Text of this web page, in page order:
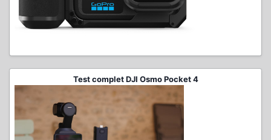
Test complet DJI Osmo Pocket 4